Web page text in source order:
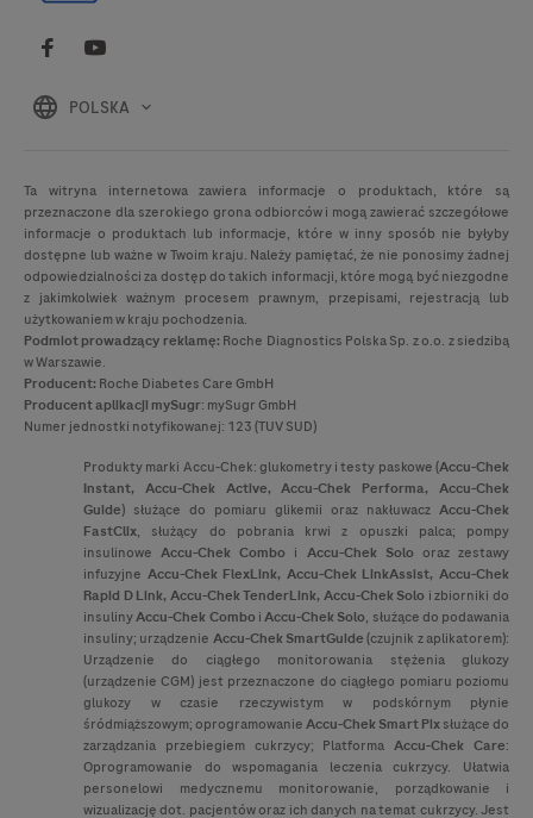
POLSKA
Ta witryna internetowa zawiera informacje o produktach, które są
przeznaczone dla szerokiego grona odbiorców i mogą zawierać szczegółowe
informacje o produktach lub informacje, które w inny sposób nie byłyby
dostępne lub ważne w Twoim kraju. Należy pamiętać, że nie ponosimy żadnej
odpowiedzialności za dostęp do takich informacji, które mogą być niezgodne
z jakimkolwiek ważnym procesem prawnym, przepisami, rejestracją lub
użytkowaniem w kraju pochodzenia.
Podmiot prowadzący reklamę: Roche Diagnostics Polska Sp. z o.o. z siedzibą
w Warszawie.
Producent: Roche Diabetes Care GmbH
Producentaplikacji mySugr: mySugr GmbH
Numer jednostki notyfikowanej: 123 (TUV SUD)
Produkty marki Accu-Chek: glukometry i testy paskowe (Accu-Chek
Instant, Accu-ChekActive,Accu-Chek Performa,Accu-Chek
Guide) służące do pomiaru glikemii oraz nakłuwacz Accu-Chek
FastClix, służący do pobrania krwi z opuszki palca; pompy
insulinowe Accu-Chek Combo i Accu-ChekSolo oraz zestawy
infuzyjne Accu-ChekFlexLink, Accu-ChekLinkAssist,Accu-Chek
Rapid D Link, Accu-ChekTenderLink, Accu-ChekSolo i zbiorniki do
insulinyAccu-ChekCombo iAccu-ChekSolo, służące do podawania
insuliny; urządzenie Accu-ChekSmartGuide(czujnik z aplikatorem):
Urządzenie do ciągłego monitorowania stężenia glukozy
(urządzenie CGM) jest przeznaczone do ciągłego pomiaru poziomu
glukozy w czasie rzeczywistym w podskórnym płynie
śródmiąższowym; oprogramowanieAccu-ChekSmart Pixsłużące do
zarządzania przebiegiem cukrzycy; PlatformaAccu-Chek Care:
Oprogramowanie do wspomagania leczenia cukrzycy. Ułatwia
personelowi medycznemu monitorowanie, porządkowanie i
wizualizację dot. pacjentów oraz ich danych na temat cukrzycy. Jest